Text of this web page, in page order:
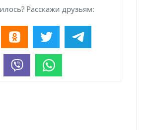
Расскажи друзьям: